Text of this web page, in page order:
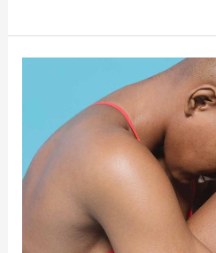
Mitos,
Cuidados